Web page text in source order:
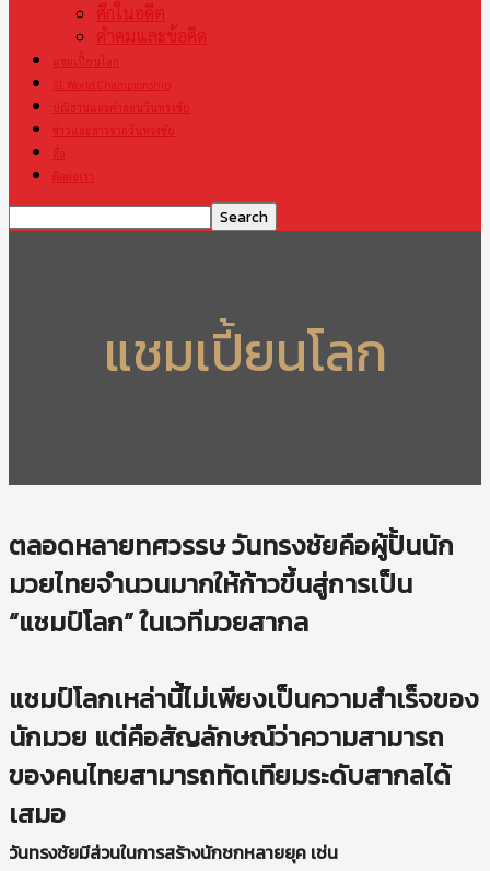
ศึกในอดีต
คำคมและข้อคิด
แชมเปี้ยนโลก
S1 World Championship
ปณิธานและคำสอนวันทรงชัย
ข่าวและสารจากวันทรงชัย
สื่อ
ติดต่อเรา
แชมเปี้ยนโลก
ตลอดหลายทศวรรษ วันทรงชัยคือผู้ปั้นนัก
มวยไทยจำนวนมากให้ก้าวขึ้นสู่การเป็น
“แชมป์โลก” ในเวทีมวยสากล
แชมป์โลกเหล่านี้ไม่เพียงเป็นความสำเร็จของ
นักมวย แต่คือสัญลักษณ์ว่าความสามารถ
ของคนไทยสามารถทัดเทียมระดับสากลได้
เสมอ
วันทรงชัยมีส่วนในการสร้างนักชกหลายยุค เช่น